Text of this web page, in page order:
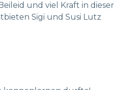
und viel Kraft in dieser
Sigi und Susi Lutz